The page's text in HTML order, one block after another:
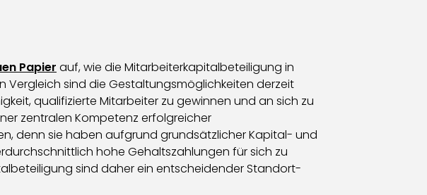
Papier auf, wie die Mitarbeiterkapitalbeteiligung in
sind die Gestaltungsmöglichkeiten derzeit
qualifizierte Mitarbeiter zu gewinnen und an sich zu
zentralen Kompetenz erfolgreicher
denn sie haben aufgrund grundsätzlicher Kapital- und
hohe Gehaltszahlungen für sich zu
sind daher ein entscheidender Standort-